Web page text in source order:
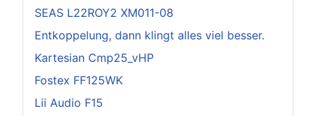
SEAS L22ROY2 XM011-08
Entkoppelung, dann klingt alles viel besser.
Kartesian Cmp25_vHP
Fostex FF125WK
Lii Audio F15